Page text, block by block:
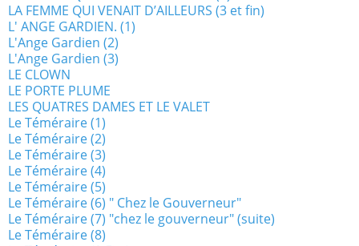
LA FEMME QUI VENAIT D’AILLEURS (3 et fin)
L' ANGE GARDIEN. (1)
L'Ange Gardien (2)
L'Ange Gardien (3)
LE CLOWN
LE PORTE PLUME
LES QUATRES DAMES ET LE VALET
Le Téméraire (1)
Le Téméraire (2)
Le Téméraire (3)
Le Téméraire (4)
Le Téméraire (5)
Le Téméraire (6) " Chez le Gouverneur"
Le Téméraire (7) "chez le gouverneur" (suite)
Le Téméraire (8)